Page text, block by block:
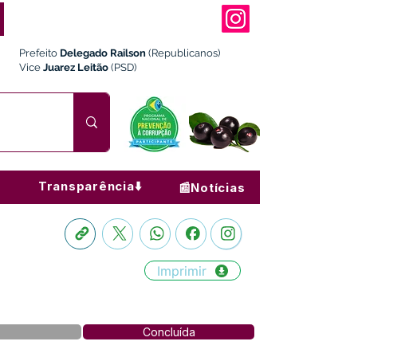
Prefeito Delegado Railson (Republicanos)
Vice Juarez Leitão (PSD)
Transparência⬇️ 📰Notícias
Imprimir
Concluída